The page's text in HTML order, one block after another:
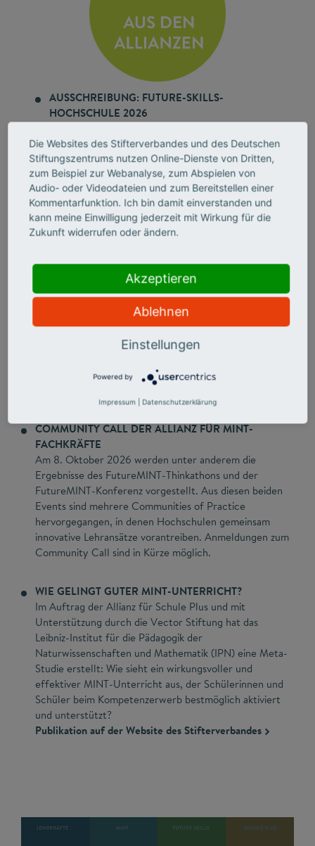
AUSSCHREIBUNG: FUTURE-SKILLS-
HOCHSCHULE 2026
ausgelobte Auszeichnung würdigt bis zu fünf
Hochschulen, die Future Skills strategisch,
strukturell und kulturell in Studium und Lehre
verankert haben. Die Hochschulen erhalten jeweils
10.000 Euro. Bewerbungsschluss: 30. September
2026.
Ausschreibung auf der Website des Stifterverbandes
STUDENTISCHE VERTRETUNGSLEHRKRÄFTE
Die erste bundesweite Studie zum Einsatz
übernehmen früh eigenverantwortlich Unterricht bis
hin zu Klassenleitungen, werden dabei kaum begleitet
und zu oft fachfremd eingesetzt.
Mehr Info auf der Website des Stifterverbandes
COMMUNITY CALL DER ALLIANZ FÜR MINT-
FACHKRÄFTE
Am 8. Oktober 2026 werden unter anderem die
Ergebnisse des FutureMINT-Thinkathons und der
FutureMINT-Konferenz vorgestellt. Aus diesen beiden
Events sind mehrere Communities of Practice
hervorgegangen, in denen Hochschulen gemeinsam
innovative Lehransätze vorantreiben. Anmeldungen zum
Community Call sind in Kürze möglich.
WIE GELINGT GUTER MINT-UNTERRICHT?
Im Auftrag der Allianz für Schule Plus und mit
Unterstützung durch die Vector Stiftung hat das
Leibniz-Institut für die Pädagogik der
Naturwissenschaften und Mathematik (IPN) eine Meta-
Studie erstellt: Wie sieht ein wirkungsvoller und
effektiver MINT-Unterricht aus, der Schülerinnen und
Schüler beim Kompetenzerwerb bestmöglich aktiviert
und unterstützt?
Publikation auf der Website des Stifterverbandes
Die Websites des Stifterverbandes und des Deutschen
Stiftungszentrums nutzen Online-Dienste von Dritten,
zum Beispiel zur Webanalyse, zum Abspielen von
Audio- oder Videodateien und zum Bereitstellen einer
Kommentarfunktion. Ich bin damit einverstanden und
kann meine Einwilligung jederzeit mit Wirkung für die
Zukunft widerrufen oder ändern.
Akzeptieren
Ablehnen
Einstellungen
Powered by
Impressum Datenschutzerklärung